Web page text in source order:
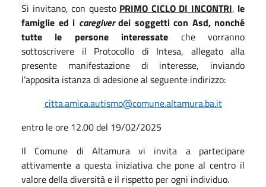
Si invitano, con questo PRIMO CICLO DI INCONTRI, le
famiglie ed i caregiverdei soggetti con Asd, nonché
tutte le persone interessate che vorranno
sottoscrivere il Protocollo di Intesa, allegato alla
presente manifestazione di interesse, inviando
l’apposita istanza di adesione al seguente indirizzo:
citta.amica.autismo@comune.altamura.ba.it
entro le ore 12.00 del 19/02/2025
Il Comune di Altamura vi invita a partecipare
attivamente a questa iniziativa che pone al centro il
valore della diversità e il rispetto per ogni individuo.